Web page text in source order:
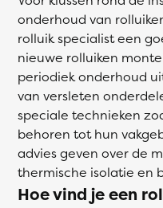
onderhoud van
rolluik specialist een
nieuwe rolluiken
periodiek onderhoud
van versleten
speciale technieken
behoren tot hun
advies geven over de
thermische isolatie en
Hoe vind je een